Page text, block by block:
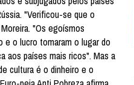
"Verificou-se que o
"Os egoísmos
e o lucro tomaram o lugar do
aos países mais ricos". Mas a
cultura é o dinheiro e o